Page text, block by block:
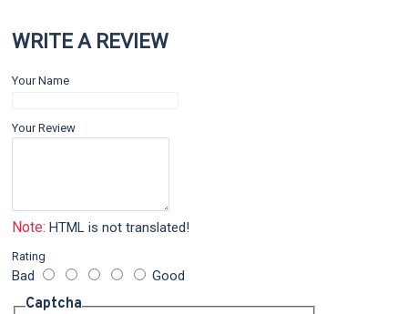
WRITE A REVIEW
Your Name
Your Review
Note: HTML is not translated!
Rating
Bad Good
Captcha